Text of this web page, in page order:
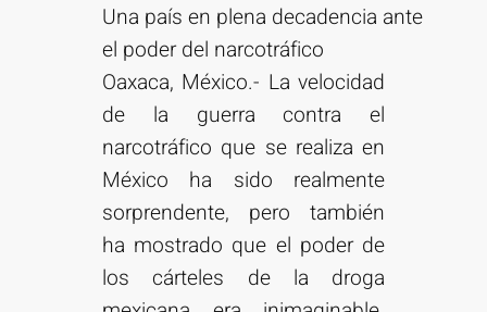
Una país en plena decadencia ante
el poder del narcotráfico
Oaxaca, México.- La velocidad
de la guerra contra el
narcotráfico que se realiza en
México ha sido realmente
sorprendente, pero también
ha mostrado que el poder de
los cárteles de la droga